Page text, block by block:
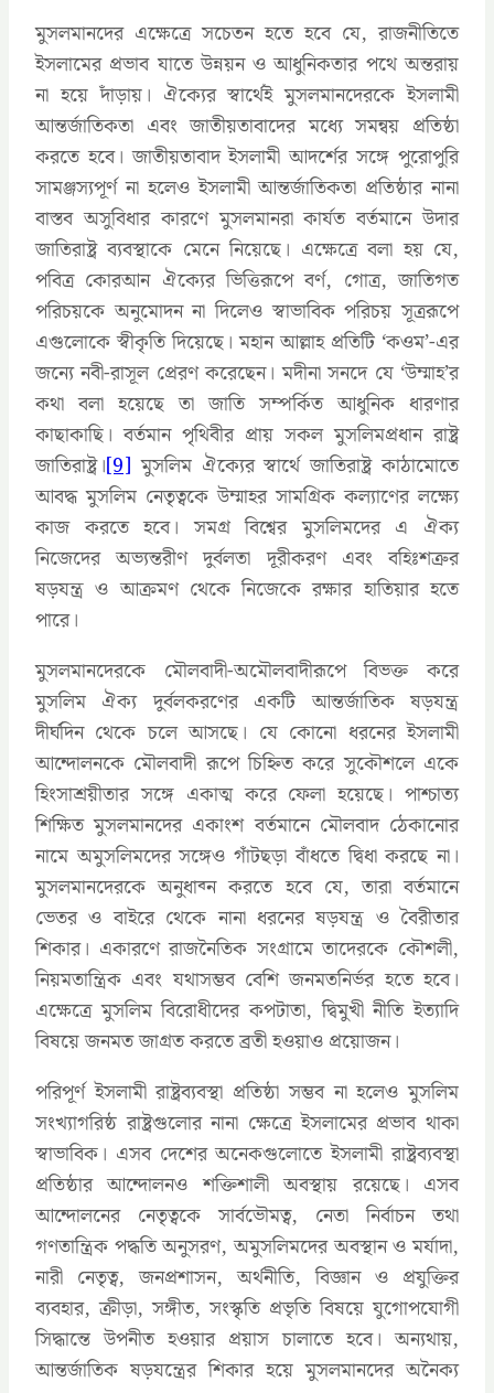
মুসলমানদের এক্ষেত্রে সচেতন হতে হবে যে, রাজনীতিতে
ইসলামের প্রভাব যাতে উন্নয়ন ও আধুনিকতার পথে অন্তরায়
না হয়ে দাঁড়ায়। ঐক্যের স্বার্থেই মুসলমানদেরকে ইসলামী
আন্তর্জাতিকতা এবং জাতীয়তাবাদের মধ্যে সমন্বয় প্রতিষ্ঠা
করতে হবে। জাতীয়তাবাদ ইসলামী আদর্শের সঙ্গে পুরোপুরি
সামঞ্জস্যপূর্ণ না হলেও ইসলামী আন্তর্জাতিকতা প্রতিষ্ঠার নানা
বাস্তব অসুবিধার কারণে মুসলমানরা কার্যত বর্তমানে উদার
জাতিরাষ্ট্র ব্যবস্থাকে মেনে নিয়েছে। এক্ষেত্রে বলা হয় যে,
পবিত্র কোরআন ঐক্যের ভিত্তিরূপে বর্ণ, গোত্র, জাতিগত
পরিচয়কে অনুমোদন না দিলেও স্বাভাবিক পরিচয় সূত্ররূপে
এগুলোকে স্বীকৃতি দিয়েছে। মহান আল্লাহ প্রতিটি ‘কওম’-এর
জন্যে নবী-রাসূল প্রেরণ করেছেন। মদীনা সনদে যে ‘উম্মাহ’র
কথা বলা হয়েছে তা জাতি সম্পর্কিত আধুনিক ধারণার
কাছাকাছি। বর্তমান পৃথিবীর প্রায় সকল মুসলিমপ্রধান রাষ্ট্র
জাতিরাষ্ট্র।[9] মুসলিম ঐক্যের স্বার্থে জাতিরাষ্ট্র কাঠামোতে
আবদ্ধ মুসলিম নেতৃত্বকে উম্মাহর সামগ্রিক কল্যাণের লক্ষ্যে
কাজ করতে হবে। সমগ্র বিশ্বের মুসলিমদের এ ঐক্য
নিজেদের অভ্যন্তরীণ দুর্বলতা দূরীকরণ এবং বহিঃশত্রুর
ষড়যন্ত্র ও আক্রমণ থেকে নিজেকে রক্ষার হাতিয়ার হতে
পারে।
মুসলমানদেরকে মৌলবাদী-অমৌলবাদীরূপে বিভক্ত করে
মুসলিম ঐক্য দুর্বলকরণের একটি আন্তর্জাতিক ষড়যন্ত্র
দীর্ঘদিন থেকে চলে আসছে। যে কোনো ধরনের ইসলামী
আন্দোলনকে মৌলবাদী রূপে চিহ্নিত করে সুকৌশলে একে
হিংসাশ্রয়ীতার সঙ্গে একাত্ম করে ফেলা হয়েছে। পাশ্চাত্য
শিক্ষিত মুসলমানদের একাংশ বর্তমানে মৌলবাদ ঠেকানোর
নামে অমুসলিমদের সঙ্গেও গাঁটছড়া বাঁধতে দ্বিধা করছে না।
মুসলমানদেরকে অনুধাব্ন করতে হবে যে, তারা বর্তমানে
ভেতর ও বাইরে থেকে নানা ধরনের ষড়যন্ত্র ও বৈরীতার
শিকার। একারণে রাজনৈতিক সংগ্রামে তাদেরকে কৌশলী,
নিয়মতান্ত্রিক এবং যথাসম্ভব বেশি জনমতনির্ভর হতে হবে।
এক্ষেত্রে মুসলিম বিরোধীদের কপটাতা, দ্বিমুখী নীতি ইত্যাদি
বিষয়ে জনমত জাগ্রত করতে ব্রতী হওয়াও প্রয়োজন।
পরিপূর্ণ ইসলামী রাষ্ট্রব্যবস্থা প্রতিষ্ঠা সম্ভব না হলেও মুসলিম
সংখ্যাগরিষ্ঠ রাষ্ট্রগুলোর নানা ক্ষেত্রে ইসলামের প্রভাব থাকা
স্বাভাবিক। এসব দেশের অনেকগুলোতে ইসলামী রাষ্ট্রব্যবস্থা
প্রতিষ্ঠার আন্দোলনও শক্তিশালী অবস্থায় রয়েছে। এসব
আন্দোলনের নেতৃত্বকে সার্বভৌমত্ব, নেতা নির্বাচন তথা
গণতান্ত্রিক পদ্ধতি অনুসরণ, অমুসলিমদের অবস্থান ও মর্যাদা,
নারী নেতৃত্ব, জনপ্রশাসন, অর্থনীতি, বিজ্ঞান ও প্রযুক্তির
ব্যবহার, ক্রীড়া, সঙ্গীত, সংস্কৃতি প্রভৃতি বিষয়ে যুগোপযোগী
সিদ্ধান্তে উপনীত হওয়ার প্রয়াস চালাতে হবে। অন্যথায়,
আন্তর্জাতিক ষড়যন্ত্রের শিকার হয়ে মুসলমানদের অনৈক্য